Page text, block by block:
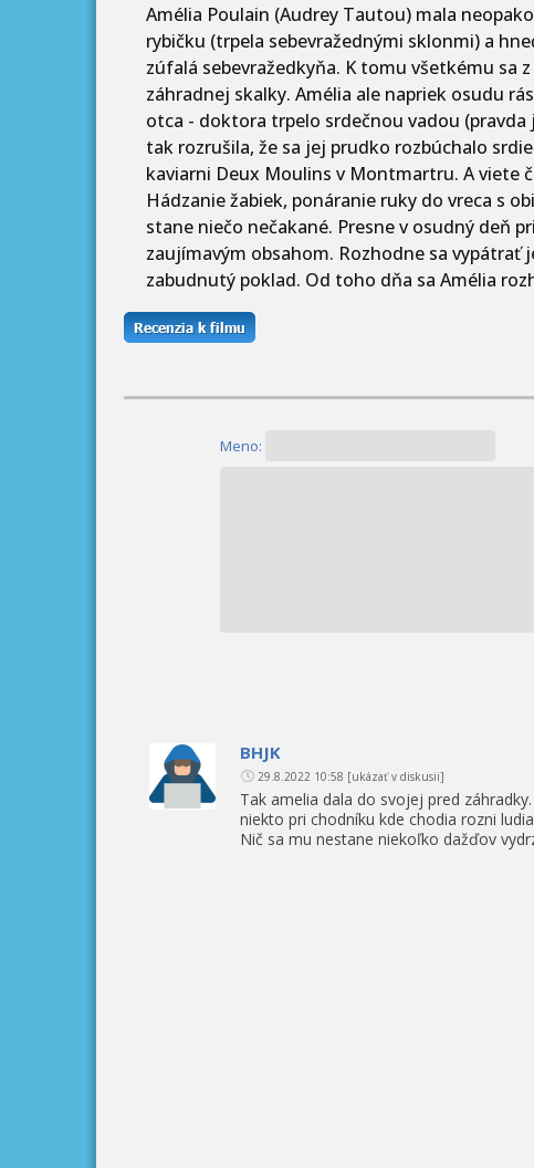
Amélia Poulain (Audrey Tautou) mala
rybičku (trpela sebevražednými sklonmi) a
zúfalá sebevražedkyňa. K tomu všetkému sa
záhradnej skalky. Amélia ale napriek osudu
otca - doktora trpelo srdečnou vadou (pravda
tak rozrušila, že sa jej prudko rozbúchalo
kaviarni Deux Moulins v Montmartru. A viete
Hádzanie žabiek, ponáranie ruky do vreca s
stane niečo nečakané. Presne v osudný deň
zaujímavým obsahom. Rozhodne sa
zabudnutý poklad. Od toho dňa sa Amélia
Meno:
BHJK
29.8.2022 10:58 [ukázať v diskusii]
Tak amelia dala do svojej pred
niekto pri chodníku kde chodia rozni
Nič sa mu nestane niekoľko dažďov